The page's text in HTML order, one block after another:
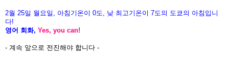
2월 25일 월 요 일, 아침기온이 0도 , 낮 최고기온이 7도의 도쿄의 아침입니
다!
영어 회화, Yes, you can!
- 계속 앞으로 전진해야 합니다 -